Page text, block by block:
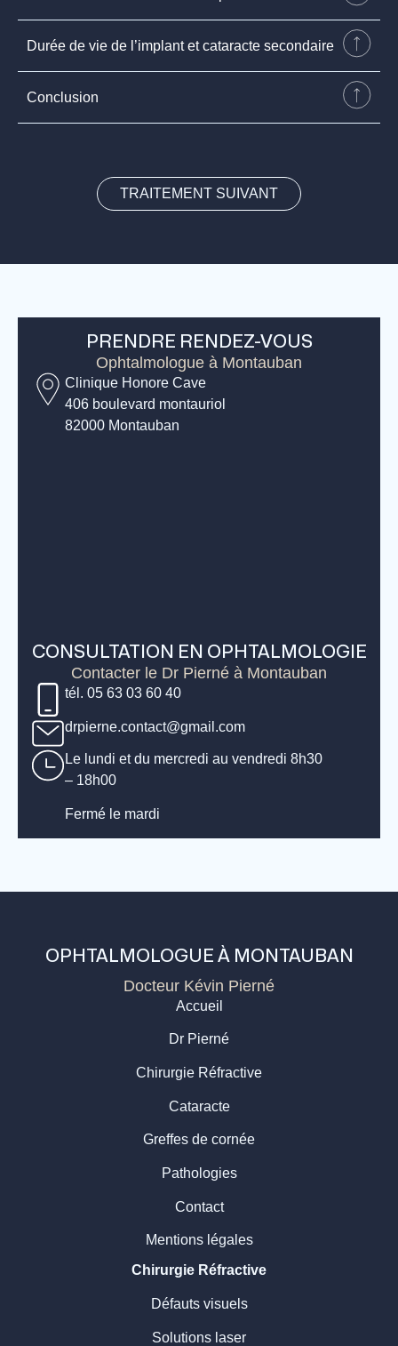
Biométrie oculaire
Discussion avec le patient
Durée de vie de l’implant et cataracte secondaire
Conclusion
TRAITEMENT SUIVANT
PRENDRE RENDEZ-VOUS
Ophtalmologue à Montauban
Clinique Honore Cave
406 boulevard montauriol
82000 Montauban
CONSULTATION EN OPHTALMOLOGIE
Contacter le Dr Pierné à Montauban
tél. 05 63 03 60 40
drpierne.contact@gmail.com
Le lundi et du mercredi au vendredi 8h30
– 18h00
Fermé le mardi
OPHTALMOLOGUE À MONTAUBAN
Docteur Kévin Pierné
Accueil
Dr Pierné
Chirurgie Réfractive
Cataracte
Greffes de cornée
Pathologies
Contact
Mentions légales
Chirurgie Réfractive
Défauts visuels
Solutions laser